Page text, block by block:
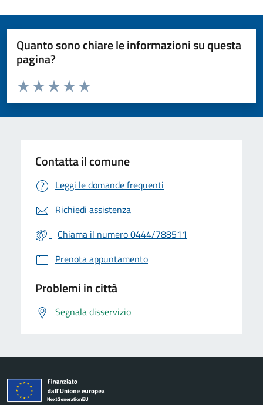
Quanto sono chiare le informazioni su questa
pagina?
Valuta da 1 a 5 stelle la pagina
Valuta 5 stelle su 5
Valuta 4 stelle su 5
Valuta 3 stelle su 5
Valuta 2 stelle su 5
Valuta 1 stelle su 5
Contatta il comune
Leggi le domande frequenti
Richiedi assistenza
Chiama il numero 0444/788511
Prenota appuntamento
Problemi in città
Segnala disservizio